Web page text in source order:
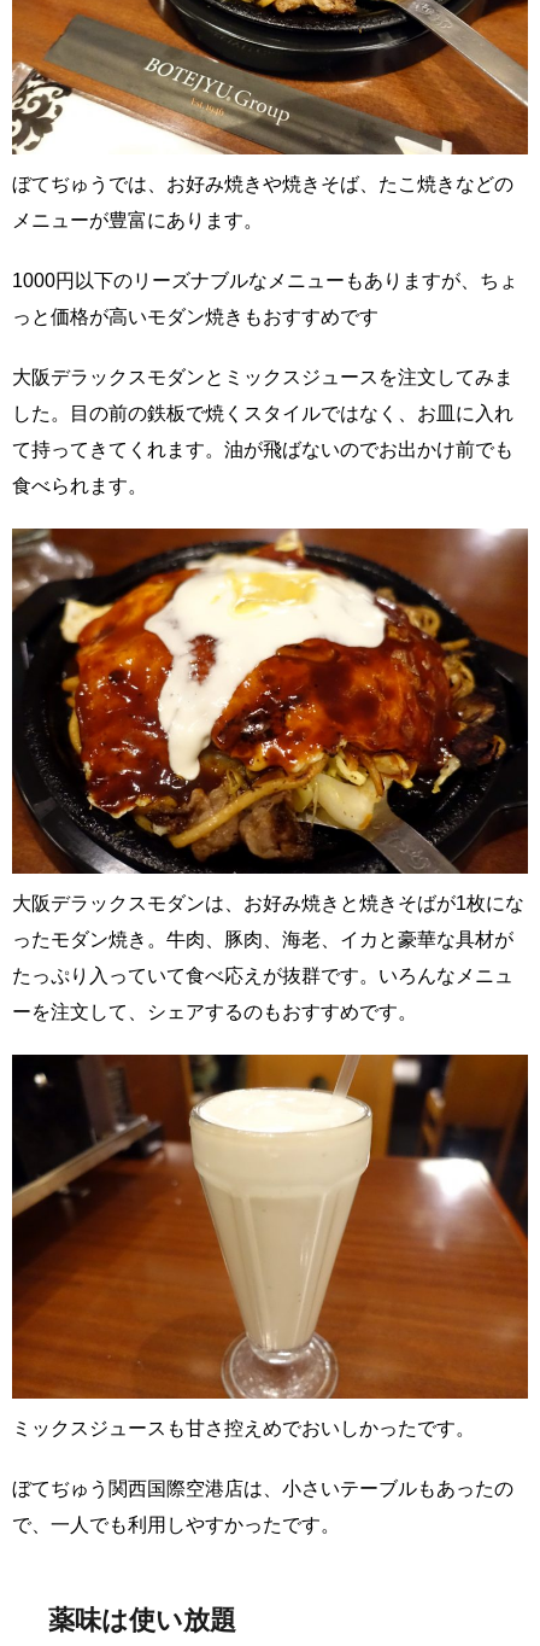
ぼてぢゅうでは、お好み焼きや焼きそば、たこ焼きなどの
メニューが豊富にあります。
1000円以下のリーズナブルなメニューもありますが、ちょ
っと価格が高いモダン焼きもおすすめです
大阪デラックスモダンとミックスジュースを注文してみま
した。目の前の鉄板で焼くスタイルではなく、お皿に入れ
て持ってきてくれます。油が飛ばないのでお出かけ前でも
食べられます。
大阪デラックスモダンは、お好み焼きと焼きそばが1枚にな
ったモダン焼き。牛肉、豚肉、海老、イカと豪華な具材が
たっぷり入っていて食べ応えが抜群です。いろんなメニュ
ーを注文して、シェアするのもおすすめです。
ミックスジュースも甘さ控えめでおいしかったです。
ぼてぢゅう関西国際空港店は、小さいテーブルもあったの
で、一人でも利用しやすかったです。
薬味は使い放題